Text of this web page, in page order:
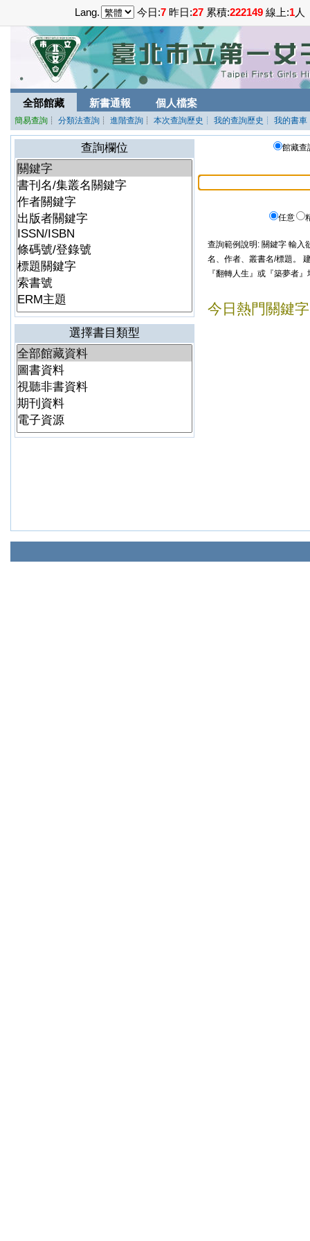
Lang. 今日:7 昨日:27 累積:222149 線上:1人
全部館藏 新書通報 個人檔案
簡易查詢 ┊ 分類法查詢 ┊ 進階查詢 ┊ 本次查詢歷史 ┊ 我的查詢歷史 ┊ 我的書車
查詢欄位
選擇書目類型
館藏查
任意
查詢範例說明: 關鍵字 輸入
名、作者、叢書名/標題。
『翻轉人生』或『築夢者
今日熱門關鍵字